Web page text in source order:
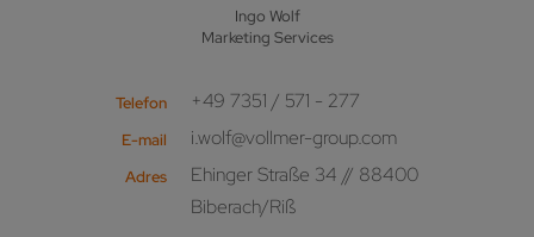
Ingo Wolf
Marketing Services
Telefon +49 7351 / 571 - 277
E-mail i.wolf@vollmer-group.com
Adres
Ehinger Straße 34 // 88400
Biberach/Riß